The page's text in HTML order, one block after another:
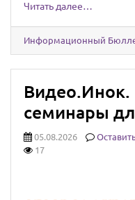
Читать далее…
Информационный
Видео.Инок.
семинары
05.08.2026
17